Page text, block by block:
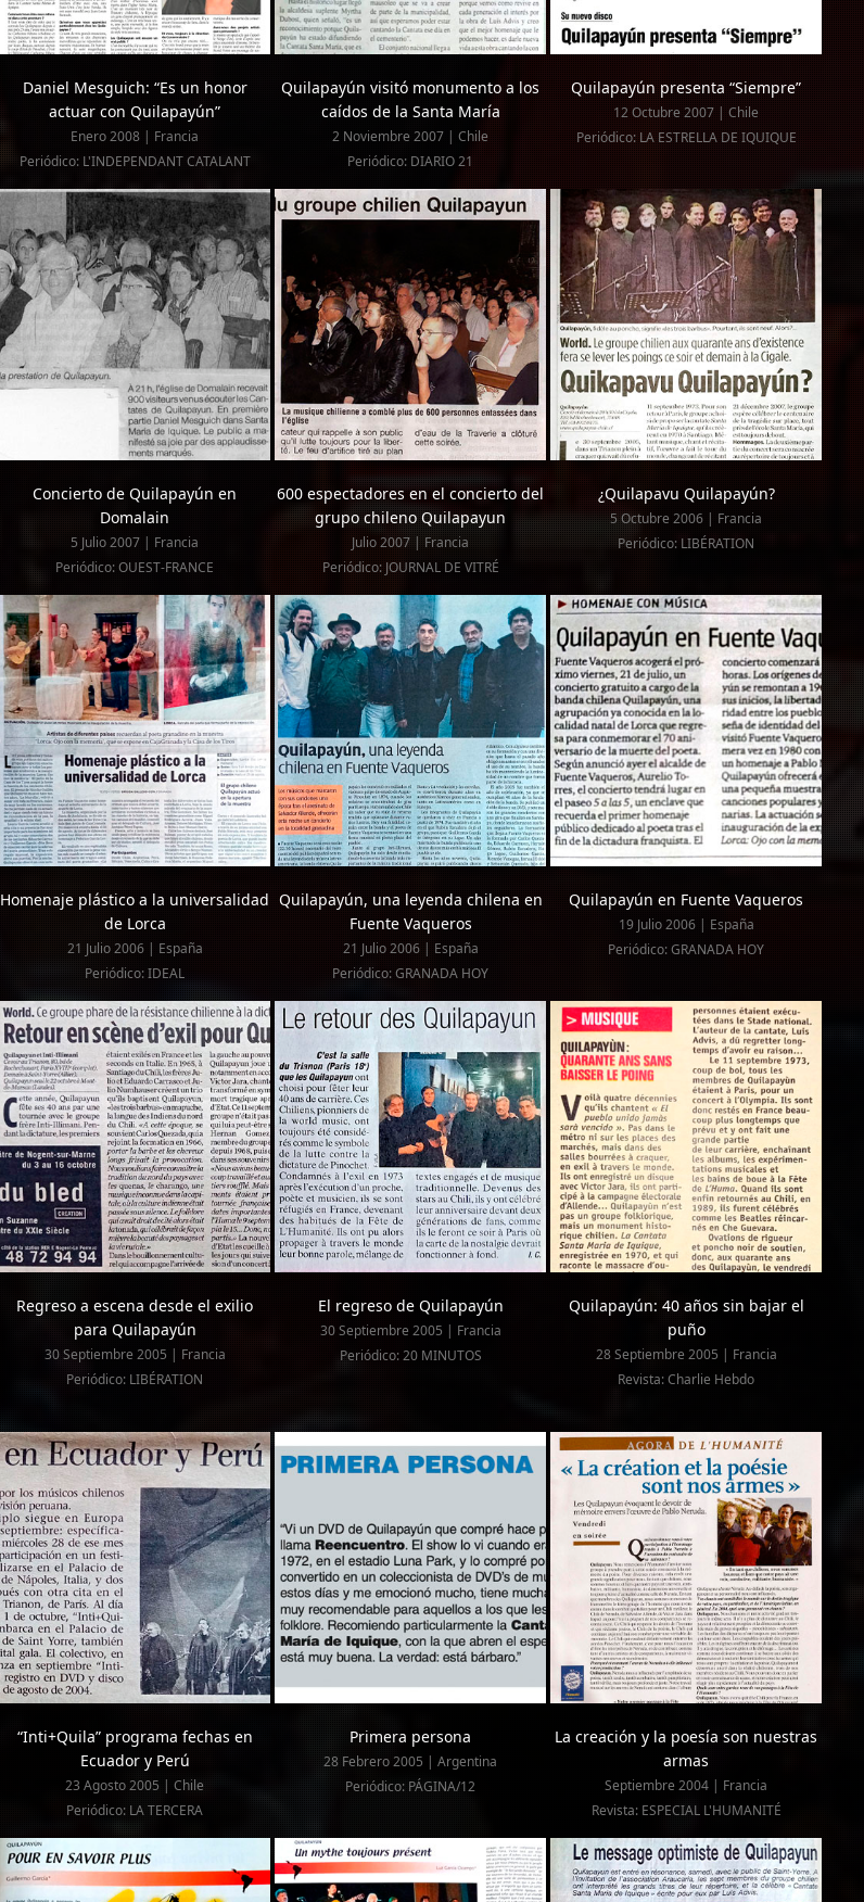
Daniel Mesguich: “Es un honor
actuar con Quilapayún”
Enero 2008 | Francia
Periódico: L'INDEPENDANT CATALANT
Quilapayún visitó monumento a los
caídos de la Santa María
2 Noviembre 2007 | Chile
Periódico: DIARIO 21
Quilapayún presenta “Siempre”
12 Octubre 2007 | Chile
Periódico: LA ESTRELLA DE IQUIQUE
Concierto de Quilapayún en
Domalain
5 Julio 2007 | Francia
Periódico: OUEST-FRANCE
600 espectadores en el concierto del
grupo chileno Quilapayun
Julio 2007 | Francia
Periódico: JOURNAL DE VITRÉ
¿Quilapavu Quilapayún?
5 Octubre 2006 | Francia
Periódico: LIBÉRATION
Homenaje plástico a la universalidad
de Lorca
21 Julio 2006 | España
Periódico: IDEAL
Quilapayún, una leyenda chilena en
Fuente Vaqueros
21 Julio 2006 | España
Periódico: GRANADA HOY
Quilapayún en Fuente Vaqueros
19 Julio 2006 | España
Periódico: GRANADA HOY
Regreso a escena desde el exilio
para Quilapayún
30 Septiembre 2005 | Francia
Periódico: LIBÉRATION
El regreso de Quilapayún
30 Septiembre 2005 | Francia
Periódico: 20 MINUTOS
Quilapayún: 40 años sin bajar el
puño
28 Septiembre 2005 | Francia
Revista: Charlie Hebdo
“Inti+Quila” programa fechas en
Ecuador y Perú
23 Agosto 2005 | Chile
Periódico: LA TERCERA
Primera persona
28 Febrero 2005 | Argentina
Periódico: PÁGINA/12
La creación y la poesía son nuestras
armas
Septiembre 2004 | Francia
Revista: ESPECIAL L'HUMANITÉ